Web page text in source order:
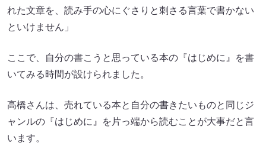
れた文章を、読み手の心にぐさりと刺さる言葉で書かない
といけません」
ここで、自分の書こうと思っている本の『はじめに』を書
いてみる時間が設けられました。
高橋さんは、売れている本と自分の書きたいものと同じジ
ャンルの『はじめに』を片っ端から読むことが大事だと言
います。